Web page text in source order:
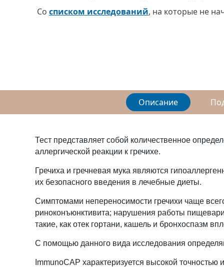
Со списком исследований, на которые не
Описание
Тест представляет собой количественное
аллергической реакции к гречихе.
Гречиха и гречневая мука являются
их безопасного введения в лечебные диеты.
Симптомами непереносимости гречихи чаще
риноконъюнктивита; нарушения работы
такие, как отек гортани, кашель и бронхоспазм
С помощью данного вида исследования
ImmunoCAP характеризуется высокой